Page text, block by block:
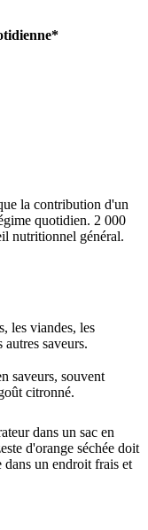
*
la contribution d'un
quotidien. 2 000
nutritionnel général.
les viandes, les
autres saveurs.
saveurs, souvent
citronné.
dans un sac en
d'orange séchée doit
dans un endroit frais et